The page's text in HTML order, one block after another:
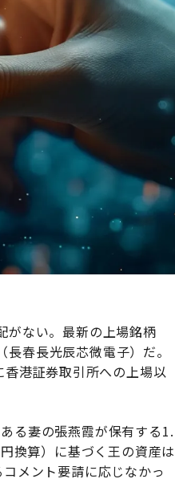
がない。最新の上場銘柄
（長春長光辰芯微電子）だ。
港証券取引所への上場以
る妻の張燕霞が保有する1.
換算）に基づく王の資産は
メント要請に応じなかっ